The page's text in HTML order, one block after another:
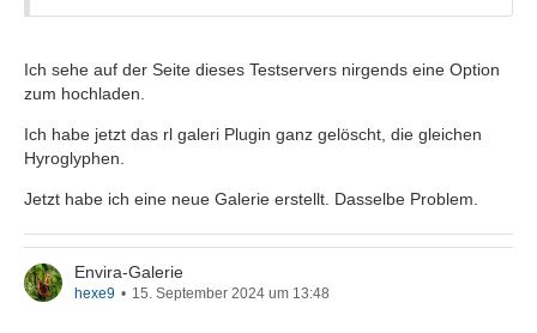
Ich sehe auf der Seite dieses Testservers nirgends eine Option
zum hochladen.
Ich habe jetzt das rl galeri Plugin ganz gelöscht, die gleichen
Hyroglyphen.
Jetzt habe ich eine neue Galerie erstellt. Dasselbe Problem.
Envira-Galerie
hexe9 15. September 2024 um 13:48